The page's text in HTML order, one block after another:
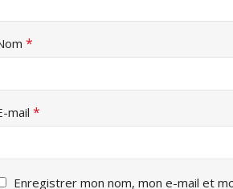
*
mail *
Enregistrer mon nom, mon e-mail et